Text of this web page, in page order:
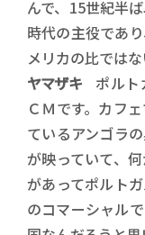
んで、15世紀半
時代の主役であ
メリカの比ではな
ヤマザキ ポルト
ＣＭです。カフ
ているアンゴラ
が映っていて、
があってポルト
のコマーシャル